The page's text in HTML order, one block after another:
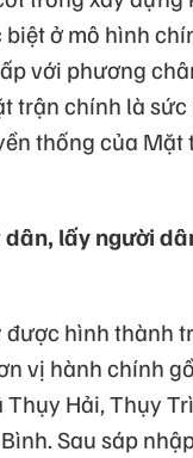
biệt ở mô hình
với phương
trận chính là sức
thống của Mặt
dân, lấy người
được hình thành
vị hành chính
Thụy Hải, Thụy
Sau sáp